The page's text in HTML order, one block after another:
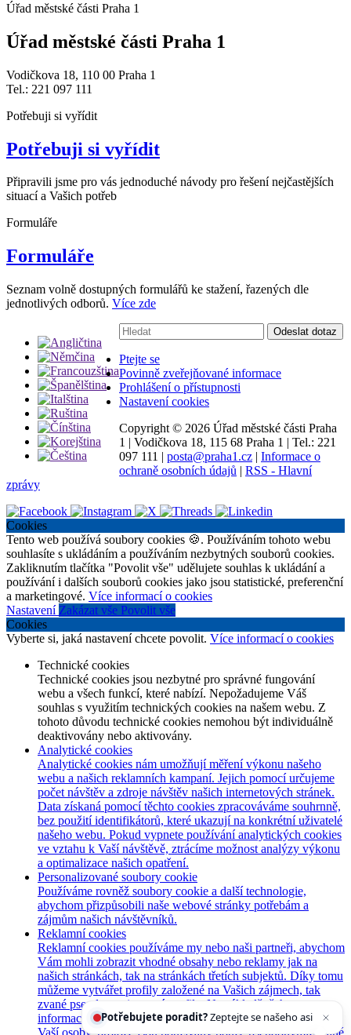
Úřad městské části Praha 1
Úřad městské části Praha 1
Vodičkova 18, 110 00 Praha 1
Tel.: 221 097 111
Potřebuji si vyřídit
Potřebuji si vyřídit
Připravili jsme pro vás jednoduché návody pro řešení nejčastějších
situací a Vašich potřeb
Formuláře
Formuláře
Seznam volně dostupných formulářů ke stažení, řazených dle
jednotlivých odborů. Více zde
Vyhledávání:
Odeslat dotaz
Ptejte se
Povinně zveřejňované informace
Prohlášení o přístupnosti
Nastavení cookies
Copyright © 2026 Úřad městské části Praha
1 | Vodičkova 18, 115 68 Praha 1 | Tel.: 221
097 111 | posta@praha1.cz | Informace o
ochraně osobních údajů | RSS - Hlavní
zprávy
Cookies
Tento web používá soubory cookies 🍪. Používáním tohoto webu
souhlasíte s ukládáním a používáním nezbytných souborů cookies.
Zakliknutím tlačítka "Povolit vše" udělujete souhlas k ukládání a
používání i dalších souborů cookies jako jsou statistické, preferenční
a marketingové. Více informací o cookies
Nastavení Zakázat vše Povolit vše
Cookies
Vyberte si, jaká nastavení chcete povolit. Více informací o cookies
Technické cookies
Technické cookies jsou nezbytné pro správné fungování
webu a všech funkcí, které nabízí. Nepožadujeme Váš
souhlas s využitím technických cookies na našem webu. Z
tohoto důvodu technické cookies nemohou být individuálně
deaktivovány nebo aktivovány.
Analytické cookies
Analytické cookies nám umožňují měření výkonu našeho
webu a našich reklamních kampaní. Jejich pomocí určujeme
počet návštěv a zdroje návštěv našich internetových stránek.
Data získaná pomocí těchto cookies zpracováváme souhrnně,
bez použití identifikátorů, které ukazují na konkrétní uživatelé
našeho webu. Pokud vypnete používání analytických cookies
ve vztahu k Vaší návštěvě, ztrácíme možnost analýzy výkonu
a optimalizace našich opatření.
Personalizované soubory cookie
Používáme rovněž soubory cookie a další technologie,
abychom přizpůsobili naše webové stránky potřebám a
zájmům našich návštěvníků.
Reklamní cookies
Reklamní cookies používáme my nebo naši partneři, abychom
Vám mohli zobrazit vhodné obsahy nebo reklamy jak na
našich stránkách, tak na stránkách třetích subjektů. Díky tomu
můžeme vytvářet profily založené na Vašich zájmech, tak
zvané pseudonymizované profily. Na základě těchto
informací není zpravidla možná bezprostřední identifikace
Potřebujete poradit?
Zeptejte se našeho asistenta
Chettyho.